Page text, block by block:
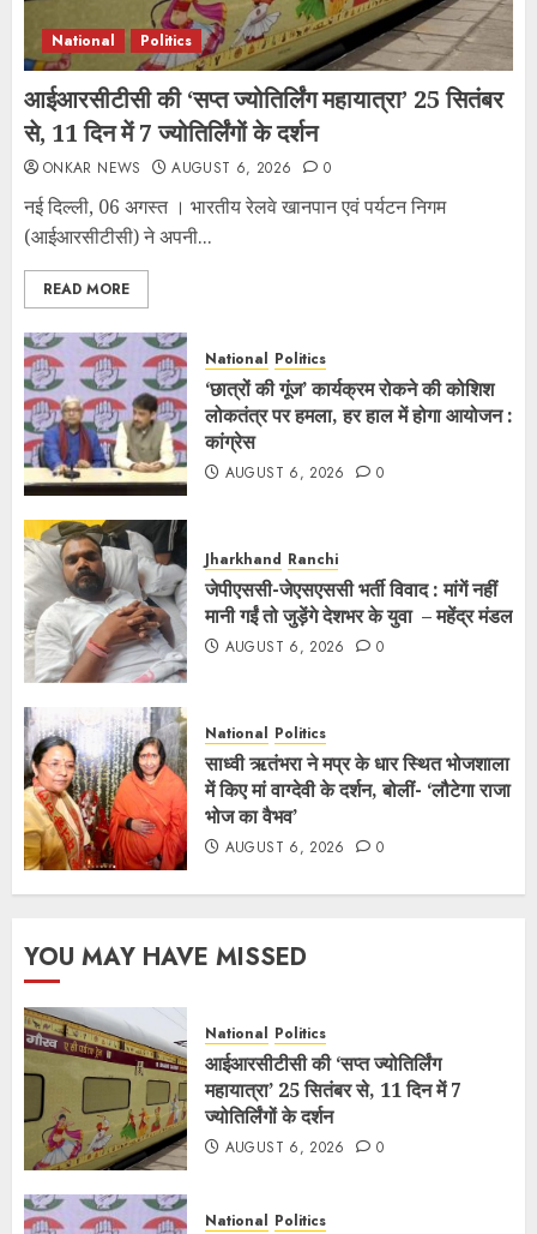
National Politics
आईआरसीटीसी की ‘सप्त ज्योतिर्लिंग महायात्रा’ 25 सितंबर
से, 11 दिन में 7 ज्योतिर्लिंगों के दर्शन
ONKAR NEWS AUGUST 6, 2026 0
नई दिल्ली, 06 अगस्त । भारतीय रेलवे खानपान एवं पर्यटन निगम
(आईआरसीटीसी) ने अपनी...
READ MORE
National Politics
‘छात्रों की गूंज’ कार्यक्रम रोकने की कोशिश
लोकतंत्र पर हमला, हर हाल में होगा आयोजन :
कांग्रेस
AUGUST 6, 2026 0
Jharkhand Ranchi
जेपीएससी-जेएसएससी भर्ती विवाद : मांगें नहीं
मानी गईं तो जुड़ेंगे देशभर के युवा – महेंद्र मंडल
AUGUST 6, 2026 0
National Politics
साध्वी ऋतंभरा ने मप्र के धार स्थित भोजशाला
में किए मां वाग्देवी के दर्शन, बोलीं- ‘लौटेगा राजा
भोज का वैभव’
AUGUST 6, 2026 0
YOU MAY HAVE MISSED
National Politics
आईआरसीटीसी की ‘सप्त ज्योतिर्लिंग
महायात्रा’ 25 सितंबर से, 11 दिन में 7
ज्योतिर्लिंगों के दर्शन
AUGUST 6, 2026 0
National Politics